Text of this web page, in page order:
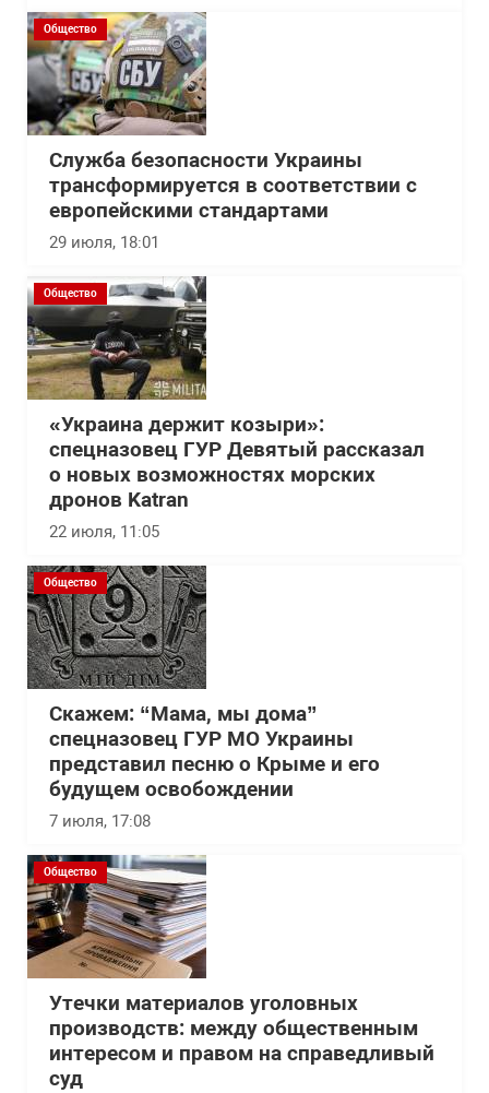
Общество
Служба безопасности Украины
трансформируется в соответствии с
европейскими стандартами
29 июля, 18:01
Общество
«Украина держит козыри»:
спецназовец ГУР Девятый рассказал
о новых возможностях морских
дронов Katran
22 июля, 11:05
Общество
Скажем: “Мама, мы дома”
спецназовец ГУР МО Украины
представил песню о Крыме и его
будущем освобождении
7 июля, 17:08
Общество
Утечки материалов уголовных
производств: между общественным
интересом и правом на справедливый
суд